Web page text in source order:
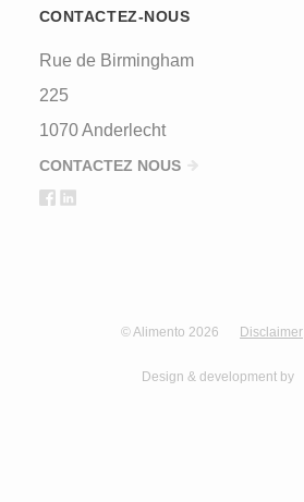
CONTACTEZ-NOUS
Rue de Birmingham
225
1070 Anderlecht
CONTACTEZ NOUS
© Alimento 2026 Disclaimer
Design & development by